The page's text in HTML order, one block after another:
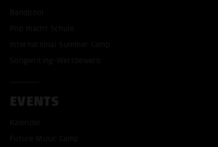
Bandpool
Pop macht Schule
International Summer Camp
Songwriting-Wettbewerb
EVENTS
Kalender
Future Music Camp